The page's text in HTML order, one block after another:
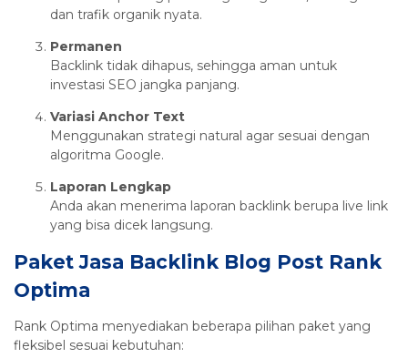
dan trafik organik nyata.
Permanen
Backlink tidak dihapus, sehingga aman untuk
investasi SEO jangka panjang.
Variasi Anchor Text
Menggunakan strategi natural agar sesuai dengan
algoritma Google.
Laporan Lengkap
Anda akan menerima laporan backlink berupa live link
yang bisa dicek langsung.
Paket Jasa Backlink Blog Post Rank
Optima
Rank Optima menyediakan beberapa pilihan paket yang
fleksibel sesuai kebutuhan: